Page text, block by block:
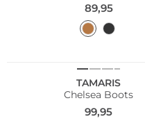
89,95
TAMARIS
Chelsea Boots
99,95